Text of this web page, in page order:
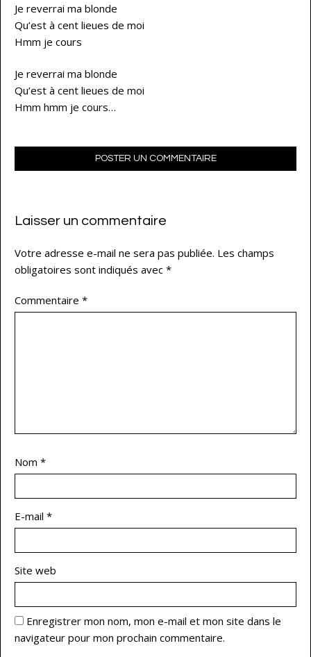
Je reverrai ma blonde
Qu’est à cent lieues de moi
Hmm je cours
Je reverrai ma blonde
Qu’est à cent lieues de moi
Hmm hmm je cours…
POSTER UN COMMENTAIRE
Laisser un commentaire
Votre adresse e-mail ne sera pas publiée. Les champs
obligatoires sont indiqués avec *
Commentaire *
Nom *
E-mail *
Site web
Enregistrer mon nom, mon e-mail et mon site dans le
navigateur pour mon prochain commentaire.